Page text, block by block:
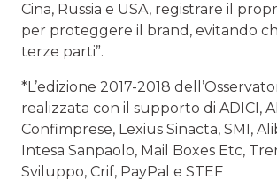
Cina, Russia e USA, registrare il
per proteggere il brand, evitando
terze parti”.
*L’edizione 2017-2018
realizzata con il supporto di ADICI,
Confimprese, Lexius Sinacta, SMI,
Intesa Sanpaolo, Mail Boxes Etc,
Sviluppo, Crif, PayPal e STEF